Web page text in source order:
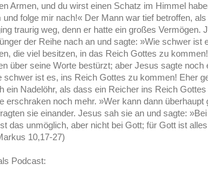
Armen, und du wirst einen Schatz im Himmel
und folge mir nach!« Der Mann war tief betroffen, als
traurig weg, denn er hatte ein großes Vermögen.
der Reihe nach an und sagte: »Wie schwer ist
die viel besitzen, in das Reich Gottes zu
über seine Worte bestürzt; aber Jesus sagte noch
schwer ist es, ins Reich Gottes zu kommen! Eher
ein Nadelöhr, als dass ein Reicher ins Reich Gottes
erschraken noch mehr. »Wer kann dann überhaupt
sie einander. Jesus sah sie an und sagte:
das unmöglich, aber nicht bei Gott; für Gott ist alles
10,17-27)
Podcast: